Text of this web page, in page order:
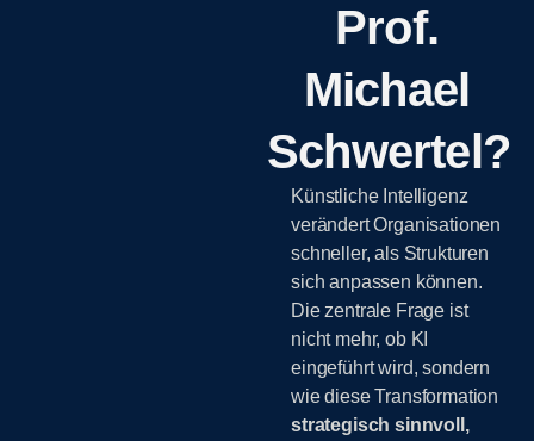
Prof.
Michael
Schwertel?
Künstliche Intelligenz
verändert Organisationen
schneller, als Strukturen
sich anpassen können.
Die zentrale Frage ist
nicht mehr, ob KI
eingeführt wird, sondern
wie diese Transformation
strategisch sinnvoll,